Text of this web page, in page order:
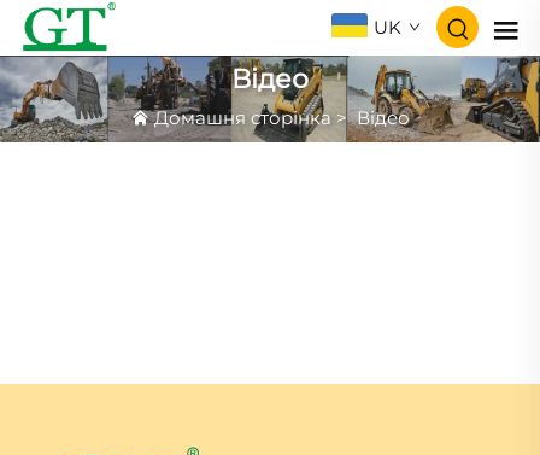
UK
Відео
Домашня сторінка>Відео